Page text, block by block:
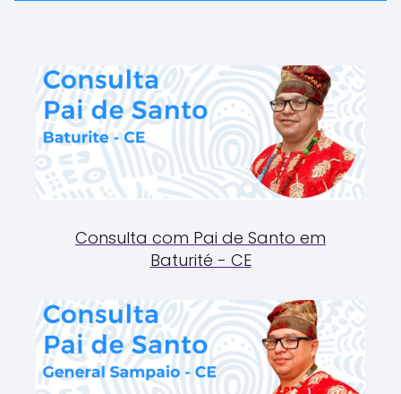
Consulta com Pai de Santo em
Baturité - CE